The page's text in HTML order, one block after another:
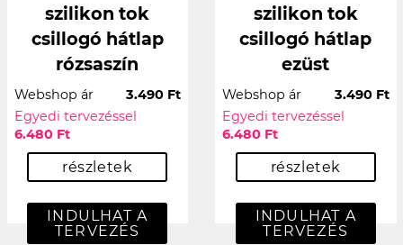
szilikon tok
csillogó hátlap
rózsaszín
Webshop ár
3.490 Ft
Egyedi tervezéssel
6.480 Ft
részletek
INDULHAT A
TERVEZÉS
szilikon tok
csillogó hátlap
ezüst
Webshop ár
3.490 Ft
Egyedi tervezéssel
6.480 Ft
részletek
INDULHAT A
TERVEZÉS